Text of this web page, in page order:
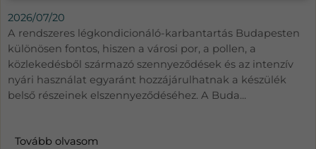
2026/07/20
A rendszeres légkondicionáló-karbantartás Budapesten
különösen fontos, hiszen a városi por, a pollen, a
közlekedésből származó szennyeződések és az intenzív
nyári használat egyaránt hozzájárulhatnak a készülék
belső részeinek elszennyeződéséhez. A Buda...
Tovább olvasom